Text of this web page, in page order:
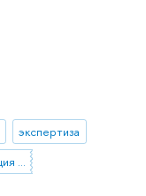
экспертиза
Апрельская конференция 2020